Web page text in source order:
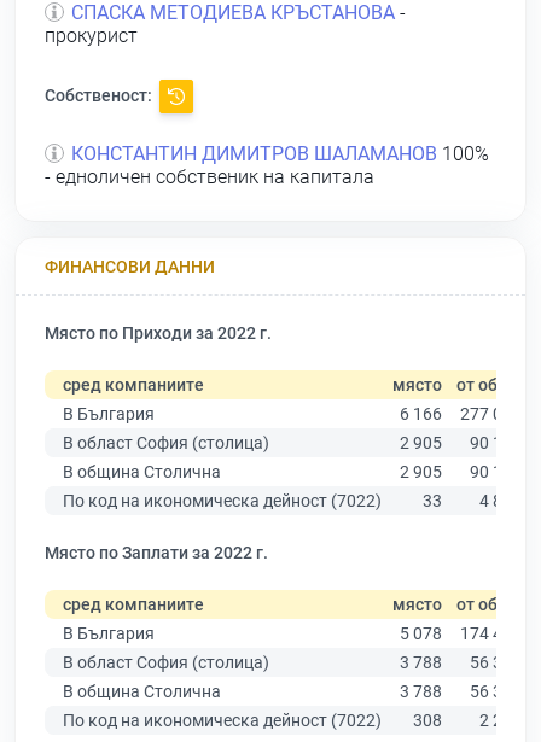
СПАСКА МЕТОДИЕВА КРЪСТАНОВА -
прокурист
Собственост:
КОНСТАНТИН ДИМИТРОВ ШАЛАМАНОВ 100%
- едноличен собственик на капитала
ФИНАНСОВИ ДАННИ
Място по Приходи за 2022 г.
сред компаниите място от общо
В България
6 166
277 019
В област София (столица)
2 905
90 178
В община Столична
2 905
90 178
По код на икономическа дейност (7022)
33 4 800
Място по Заплати за 2022 г.
сред компаниите място от общо
В България
5 078
174 403
В област София (столица)
3 788
56 378
В община Столична
3 788
56 378
По код на икономическа дейност (7022)
308 2 254